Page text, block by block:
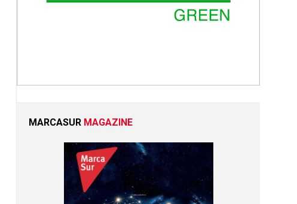
MARCASUR MAGAZINE